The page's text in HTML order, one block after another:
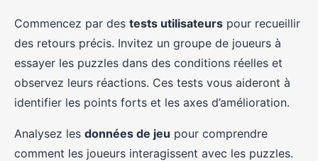
Commencez par des tests utilisateurs pour recueillir
des retours précis. Invitez un groupe de joueurs à
essayer les puzzles dans des conditions réelles et
observez leurs réactions. Ces tests vous aideront à
identifier les points forts et les axes d’amélioration.
Analysez les données de jeu pour comprendre
comment les joueurs interagissent avec les puzzles.